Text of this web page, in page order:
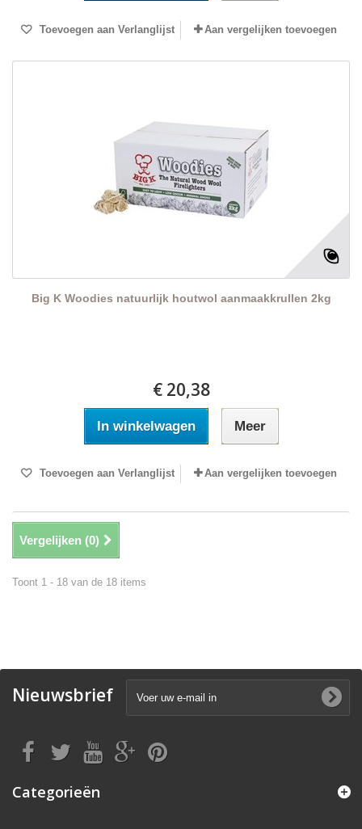
Toevoegen aan Verlanglijst Aan vergelijken toevoegen
Big K Woodies natuurlijk houtwol aanmaakkrullen 2kg
€ 20,38
In winkelwagen Meer
Toevoegen aan Verlanglijst Aan vergelijken toevoegen
Vergelijken (0)
Toont 1 - 18 van de 18 items
Nieuwsbrief
Categorieën